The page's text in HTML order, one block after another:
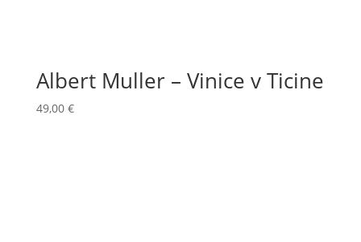
Albert Muller – Vinice v Ticine
49,00 €